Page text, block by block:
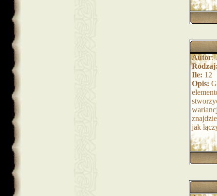
Autor:
Ile: 12
Opis:
jak